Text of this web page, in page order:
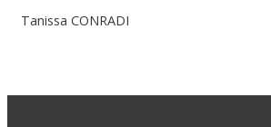
Tanissa CONRADI